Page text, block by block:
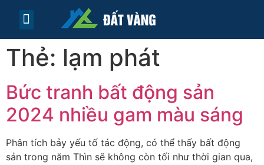
Thẻ: lạm phát
Bức tranh bất động sản
2024 nhiều gam màu sáng
Phân tích bảy yếu tố tác động, có thể thấy bất động
sản trong năm Thìn sẽ không còn tối như thời gian qua,